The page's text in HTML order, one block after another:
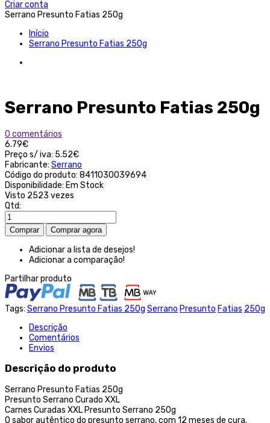
Criar conta
Serrano Presunto Fatias 250g
Início
Serrano Presunto Fatias 250g
Serrano Presunto Fatias 250g
0 comentários
6.79€
Preço s/ iva: 5.52€
Fabricante: Serrano
Código do produto: 8411030039694
Disponibilidade: Em Stock
Visto 2523 vezes
Qtd:
Adicionar a lista de desejos!
Adicionar a comparação!
Partilhar produto
Tags: Serrano Presunto Fatias 250g Serrano Presunto Fatias 250g
Descrição
Comentários
Envios
Descrição do produto
Serrano Presunto Fatias 250g
Presunto Serrano Curado XXL
Carnes Curadas XXL Presunto Serrano 250g
O sabor autêntico do presunto serrano, com 12 meses de cura.